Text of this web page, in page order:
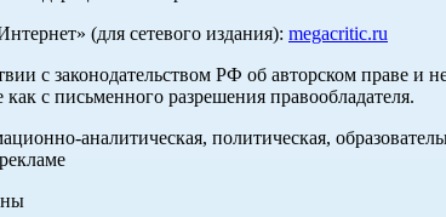
(для сетевого издания): megacritic.ru
с законодательством РФ об авторском праве
с письменного разрешения правообладателя.
аналитическая, политическая,